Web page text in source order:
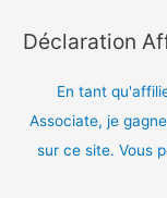
Déclaration
En tant
Associate, je
sur ce site. Vous